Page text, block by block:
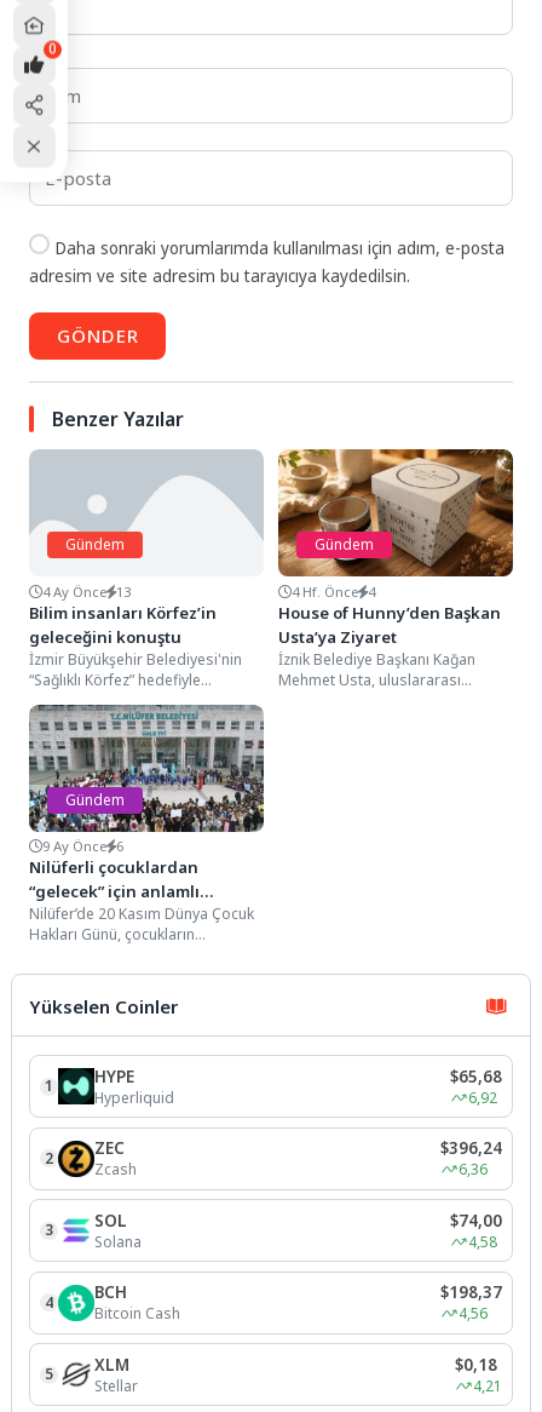
Daha sonraki yorumlarımda kullanılması için adım, e-posta
adresim ve site adresim bu tarayıcıya kaydedilsin.
GÖNDER
Benzer Yazılar
Gündem
4 Ay Önce 13
Bilim insanları Körfez’in
geleceğini konuştu
İzmir Büyükşehir Belediyesi'nin
“Sağlıklı Körfez” hedefiyle
düzenlediği Uluslararası İzmir
Körfez Konferansı, ikinci gününde
dünyanın önde...
Gündem
4 Hf. Önce 4
House of Hunny’den Başkan
Usta’ya Ziyaret
İznik Belediye Başkanı Kağan
Mehmet Usta, uluslararası
Gündem
9 Ay Önce 6
Nilüferli çocuklardan
“gelecek” için anlamlı
yürüyüş
Nilüfer’de 20 Kasım Dünya Çocuk
Hakları Günü, çocukların
kutlandı. Kendi hazırladıkları...
Yükselen Coinler
1 HYPE
Hyperliquid
$65,68
6,92
2 ZEC
Zcash
$396,24
6,36
3 SOL
Solana
$74,00
4,58
4 BCH
Bitcoin Cash
$198,37
4,56
5 XLM
Stellar
$0,18
4,21
0